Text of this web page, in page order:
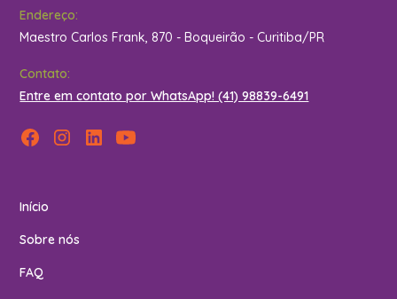
Endereço:
Maestro Carlos Frank, 870 - Boqueirão - Curitiba/PR
Contato:
Entre em contato por WhatsApp! (41) 98839-6491
Início
Sobre nós
FAQ